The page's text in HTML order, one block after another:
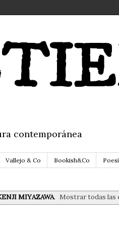
contemporánea
Vallejo & Co Bookish&Co
MIYAZAWA. Mostrar todas las